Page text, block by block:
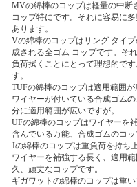
MVの綿棒のコップは軽量の中断
コップ特にです。それに容易に
あります。
Vの綿棒のコップはリング タイ
成される全ゴム コップです。そ
負荷拭くことにとって理想的で
す。
TUFの綿棒のコップは適用範囲
ワイヤーが付いている合成ゴム
分に適用範囲が広いですが。
UFの綿棒のコップはワイヤーを
含んでいる万能、合成ゴムのコッ
Jの綿棒のコップは重負荷を持ち
ワイヤーを補強する長く、適用
久、頑丈なコップです。
ギガワットの綿棒のコップは重